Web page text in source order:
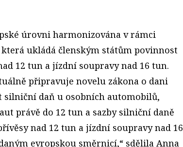
úrovni harmonizována v rámci
ukládá členským státům povinnost
12 tun a jízdní soupravy nad 16 tun.
připravuje novelu zákona o dani
daň u osobních automobilů,
právě do 12 tun a sazby silniční daně
nad 12 tun a jízdní soupravy nad 16
evropskou směrnicí,“ sdělila Anna